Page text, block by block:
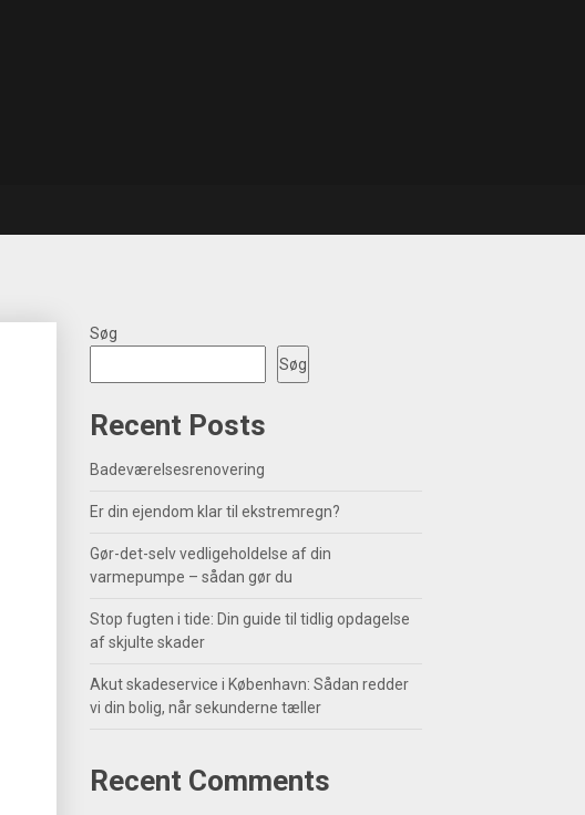
Søg
Søg
Recent Posts
Badeværelsesrenovering
Er din ejendom klar til ekstremregn?
Gør-det-selv vedligeholdelse af din
varmepumpe – sådan gør du
Stop fugten i tide: Din guide til tidlig opdagelse
af skjulte skader
Akut skadeservice i København: Sådan redder
vi din bolig, når sekunderne tæller
Recent Comments